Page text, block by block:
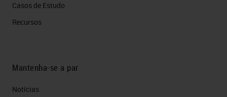
Casos de Estudo
Recursos
Mantenha-se a par
Notícias